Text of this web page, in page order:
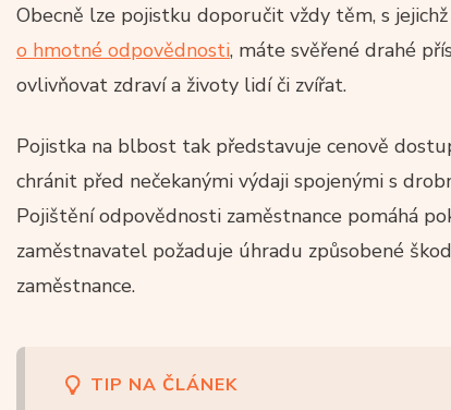
Obecně lze pojistku doporučit vždy těm, s
o hmotné odpovědnosti, máte svěřené drahé
ovlivňovat zdraví a životy lidí či zvířat.
Pojistka na blbost tak představuje cenově
chránit před nečekanými výdaji spojenými s
Pojištění odpovědnosti zaměstnance pomáhá
zaměstnavatel požaduje úhradu způsobené
zaměstnance.
TIP NA ČLÁNEK